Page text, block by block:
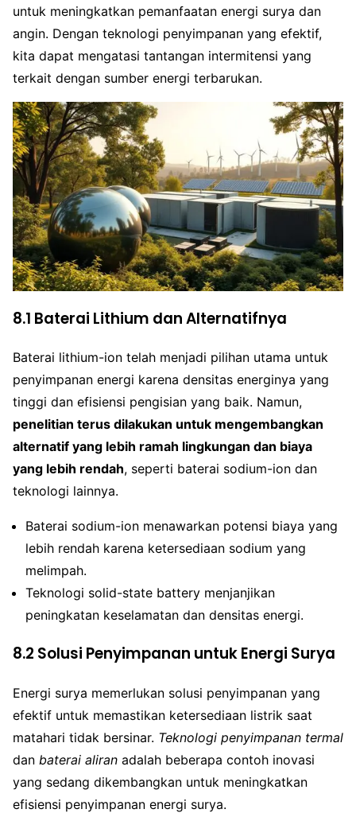
untuk meningkatkan pemanfaatan energi surya dan
angin. Dengan teknologi penyimpanan yang efektif,
kita dapat mengatasi tantangan intermitensi yang
terkait dengan sumber energi terbarukan.
8.1 Baterai Lithium dan Alternatifnya
Baterai lithium-ion telah menjadi pilihan utama untuk
penyimpanan energi karena densitas energinya yang
tinggi dan efisiensi pengisian yang baik. Namun,
penelitian terus dilakukan untuk mengembangkan
alternatif yang lebih ramah lingkungan dan biaya
yang lebih rendah, seperti baterai sodium-ion dan
teknologi lainnya.
Baterai sodium-ion menawarkan potensi biaya yang
lebih rendah karena ketersediaan sodium yang
melimpah.
Teknologi solid-state battery menjanjikan
peningkatan keselamatan dan densitas energi.
8.2 Solusi Penyimpanan untuk Energi Surya
Energi surya memerlukan solusi penyimpanan yang
efektif untuk memastikan ketersediaan listrik saat
matahari tidak bersinar. Teknologi penyimpanan termal
dan baterai aliran adalah beberapa contoh inovasi
yang sedang dikembangkan untuk meningkatkan
efisiensi penyimpanan energi surya.